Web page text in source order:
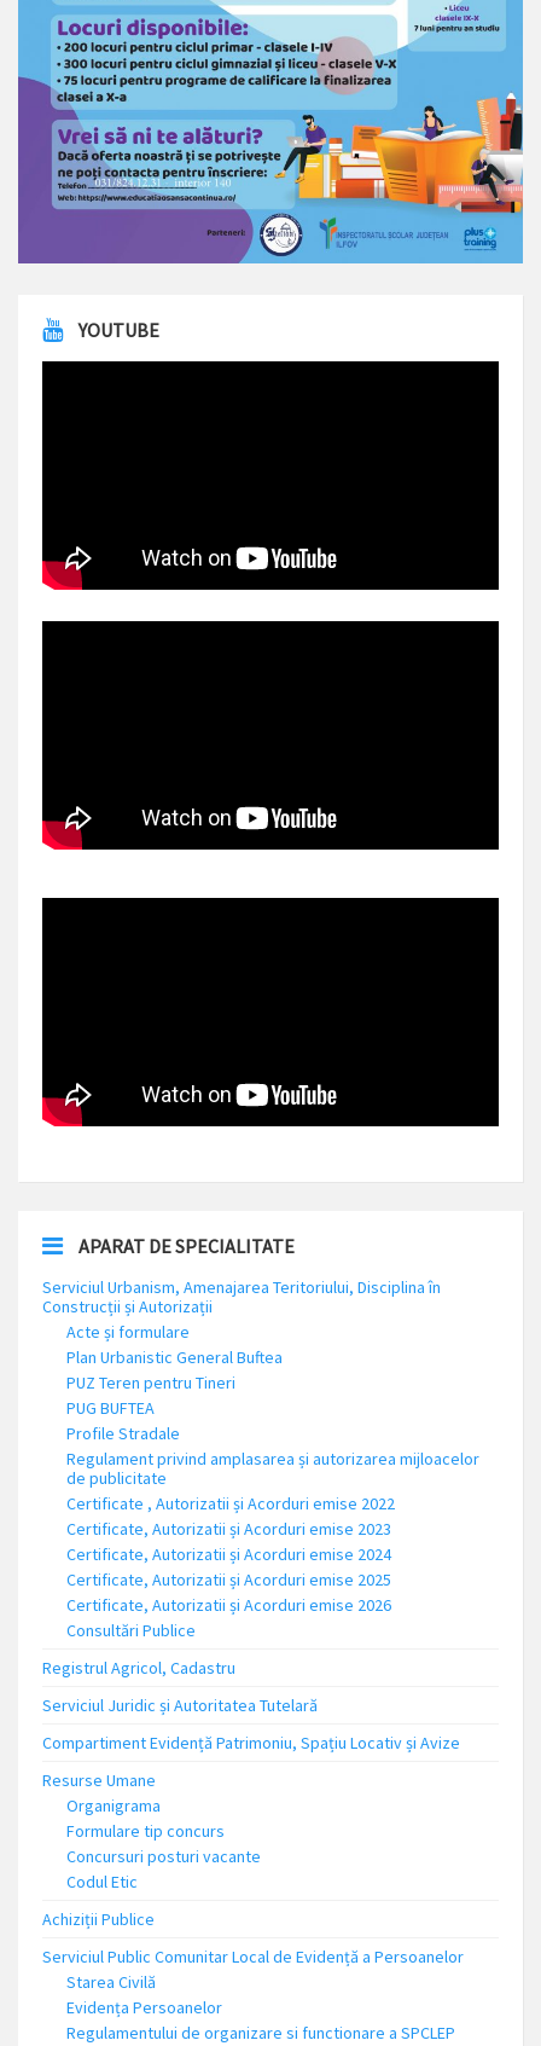
YOUTUBE
APARAT DE SPECIALITATE
Serviciul Urbanism, Amenajarea Teritoriului, Disciplina în
Construcții și Autorizații
Acte și formulare
Plan Urbanistic General Buftea
PUZ Teren pentru Tineri
PUG BUFTEA
Profile Stradale
Regulament privind amplasarea și autorizarea mijloacelor
de publicitate
Certificate , Autorizatii și Acorduri emise 2022
Certificate, Autorizatii și Acorduri emise 2023
Certificate, Autorizatii și Acorduri emise 2024
Certificate, Autorizatii și Acorduri emise 2025
Certificate, Autorizatii și Acorduri emise 2026
Consultări Publice
Registrul Agricol, Cadastru
Serviciul Juridic și Autoritatea Tutelară
Compartiment Evidență Patrimoniu, Spațiu Locativ și Avize
Resurse Umane
Organigrama
Formulare tip concurs
Concursuri posturi vacante
Codul Etic
Achiziții Publice
Serviciul Public Comunitar Local de Evidență a Persoanelor
Starea Civilă
Evidența Persoanelor
Regulamentului de organizare si functionare a SPCLEP